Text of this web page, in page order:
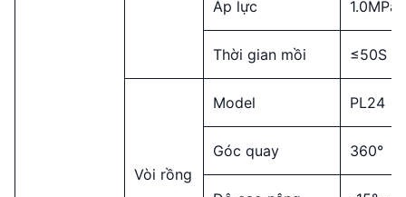
Áp lực 1.0MPa
Thời gian mồi ≤50S
Vòi rồng
Model PL24
Góc quay 360°